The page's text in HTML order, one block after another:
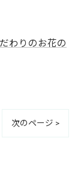
わりのお花の
次のページ >